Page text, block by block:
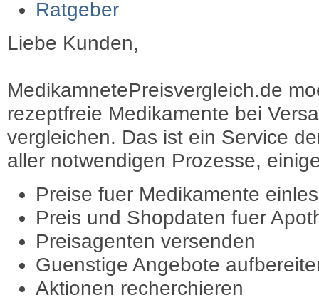
Ratgeber
Liebe Kunden,
MedikamnetePreisvergleich.de
rezeptfreie Medikamente bei
vergleichen. Das ist ein Service
aller notwendigen Prozesse,
Preise fuer Medikamente
Preis und Shopdaten fuer
Preisagenten versenden
Guenstige Angebote
Aktionen recherchieren